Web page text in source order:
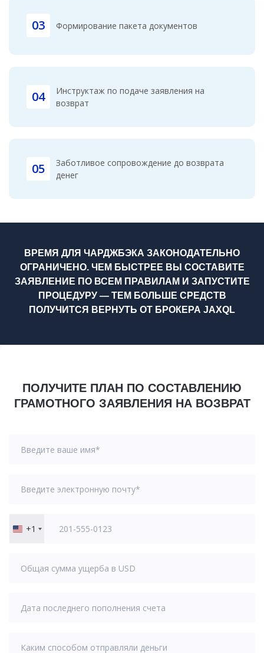
03 Формирование пакета документов
04
Инструктаж по подаче заявления на
возврат
05
Заботливое сопровождение до возврата
денег
ВРЕМЯ ДЛЯ ЧАРДЖБЭКА ЗАКОНОДАТЕЛЬНО
ОГРАНИЧЕНО. ЧЕМ БЫСТРЕЕ ВЫ СОСТАВИТЕ
ЗАЯВЛЕНИЕ ПО ВСЕМ ПРАВИЛАМ И ЗАПУСТИТЕ
ПРОЦЕДУРУ — ТЕМ БОЛЬШЕ СРЕДСТВ
ПОЛУЧИТСЯ ВЕРНУТЬ ОТ БРОКЕРА JAXQL
ПОЛУЧИТЕ ПЛАН ПО СОСТАВЛЕНИЮ
ГРАМОТНОГО ЗАЯВЛЕНИЯ НА ВОЗВРАТ
United
+1